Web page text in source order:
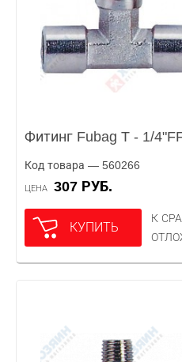
Фитинг Fubag T - 1/
Код товара — 560266
ЦЕНА 307 РУБ.
КУПИТЬ
К